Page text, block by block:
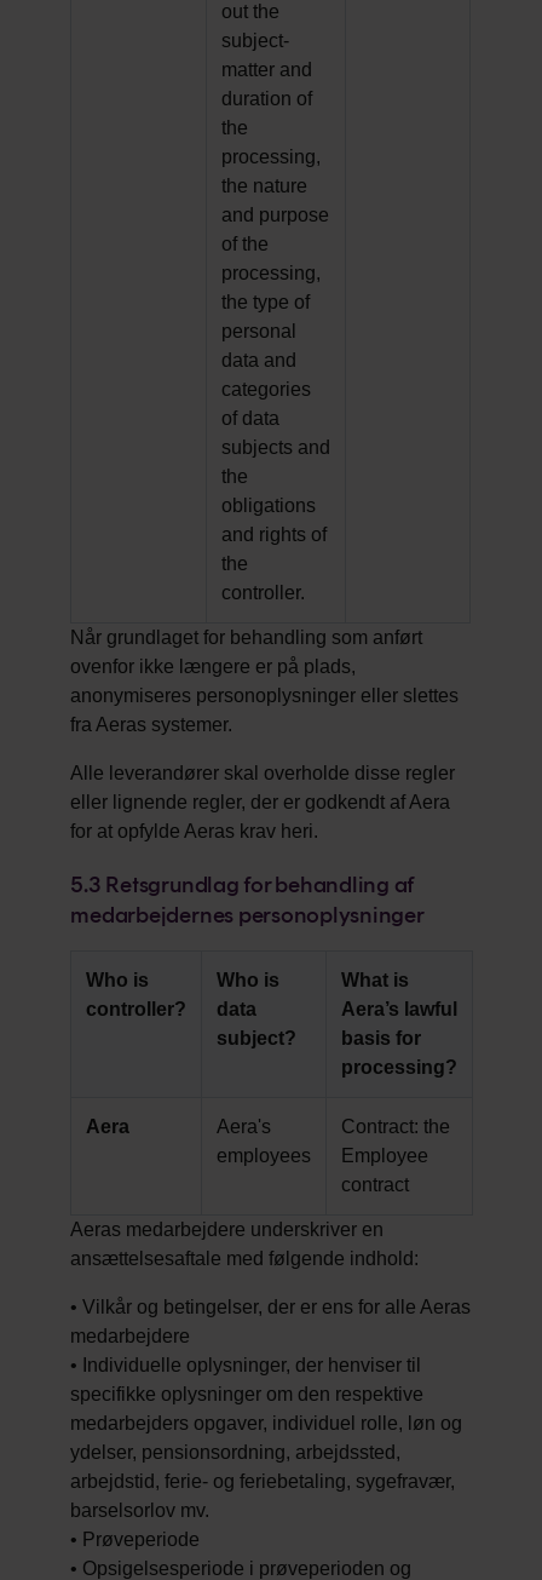
out the
subject-
matter and
duration of
the
processing,
the nature
and purpose
of the
processing,
the type of
personal
data and
categories
of data
subjects and
the
obligations
and rights of
the
controller.
Når grundlaget for behandling som anført
ovenfor ikke længere er på plads,
anonymiseres personoplysninger eller slettes
fra Aeras systemer.
Alle leverandører skal overholde disse regler
eller lignende regler, der er godkendt af Aera
for at opfylde Aeras krav heri.
5.3 Retsgrundlag for behandling af
medarbejdernes personoplysninger
Who is
controller?
Who is
data
subject?
What is
Aera’s lawful
basis for
processing?
Aera
Aera's
employees
Contract: the
Employee
contract
Aeras medarbejdere underskriver en
ansættelsesaftale med følgende indhold:
• Vilkår og betingelser, der er ens for alle Aeras
medarbejdere
• Individuelle oplysninger, der henviser til
specifikke oplysninger om den respektive
medarbejders opgaver, individuel rolle, løn og
ydelser, pensionsordning, arbejdssted,
arbejdstid, ferie- og feriebetaling, sygefravær,
barselsorlov mv.
• Prøveperiode
• Opsigelsesperiode i prøveperioden og